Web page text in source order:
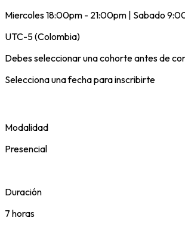
Miercoles 18:00pm - 21:00pm | Sabado
UTC-5 (Colombia)
Debes seleccionar una cohorte antes de
Selecciona una fecha para inscribirte
Modalidad
Presencial
Duración
7 horas